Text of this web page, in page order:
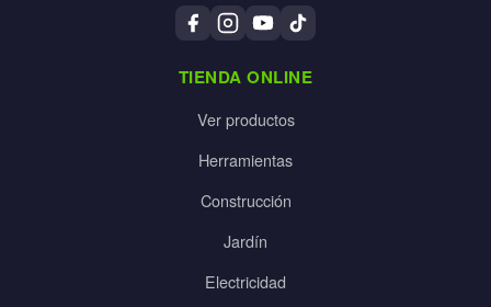
TIENDA ONLINE
Ver productos
Herramientas
Construcción
Jardín
Electricidad